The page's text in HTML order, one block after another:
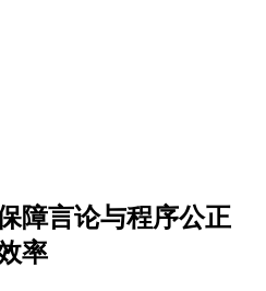
障言论与程序公正
率